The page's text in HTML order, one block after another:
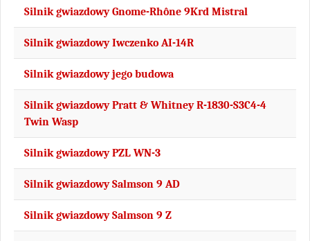
Silnik gwiazdowy Gnome-Rhône 9Krd Mistral
Silnik gwiazdowy Iwczenko AI-14R
Silnik gwiazdowy jego budowa
Silnik gwiazdowy Pratt & Whitney R-1830-S3C4-4
Twin Wasp
Silnik gwiazdowy PZL WN-3
Silnik gwiazdowy Salmson 9 AD
Silnik gwiazdowy Salmson 9 Z